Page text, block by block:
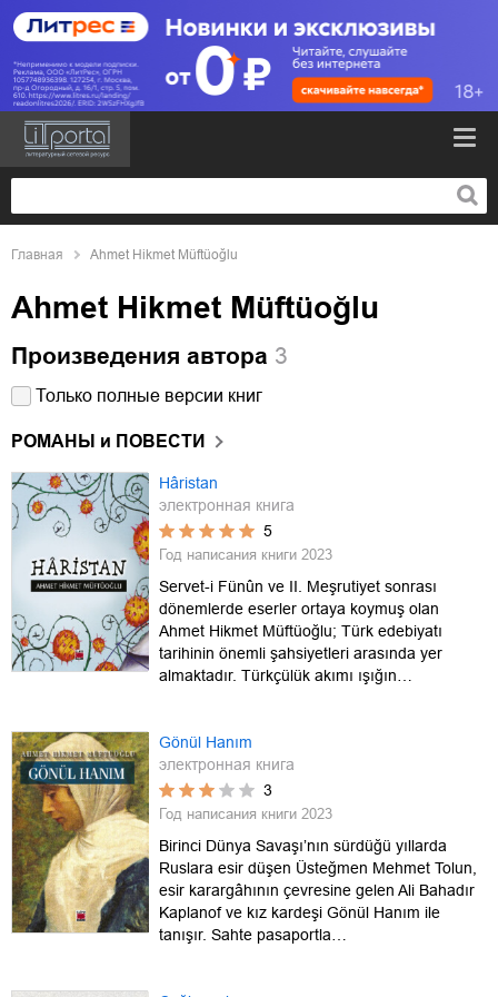
Главная Ahmet Hikmet Müftüoğlu
Ahmet Hikmet Müftüoğlu
Произведения автора 3
Только полные версии книг
РОМАНЫ и ПОВЕСТИ
Hâristan
электронная книга
5
Год написания книги 2023
Servet-i Fünûn ve II. Meşrutiyet sonrası
dönemlerde eserler ortaya koymuş olan
Ahmet Hikmet Müftüoğlu; Türk edebiyatı
tarihinin önemli şahsiyetleri arasında yer
almaktadır. Türkçülük akımı ışığın…
Gönül Hanım
электронная книга
3
Год написания книги 2023
Birinci Dünya Savaşı’nın sürdüğü yıllarda
Ruslara esir düşen Üsteğmen Mehmet Tolun,
esir karargâhının çevresine gelen Ali Bahadır
Kaplanof ve kız kardeşi Gönül Hanım ile
tanışır. Sahte pasaportla…